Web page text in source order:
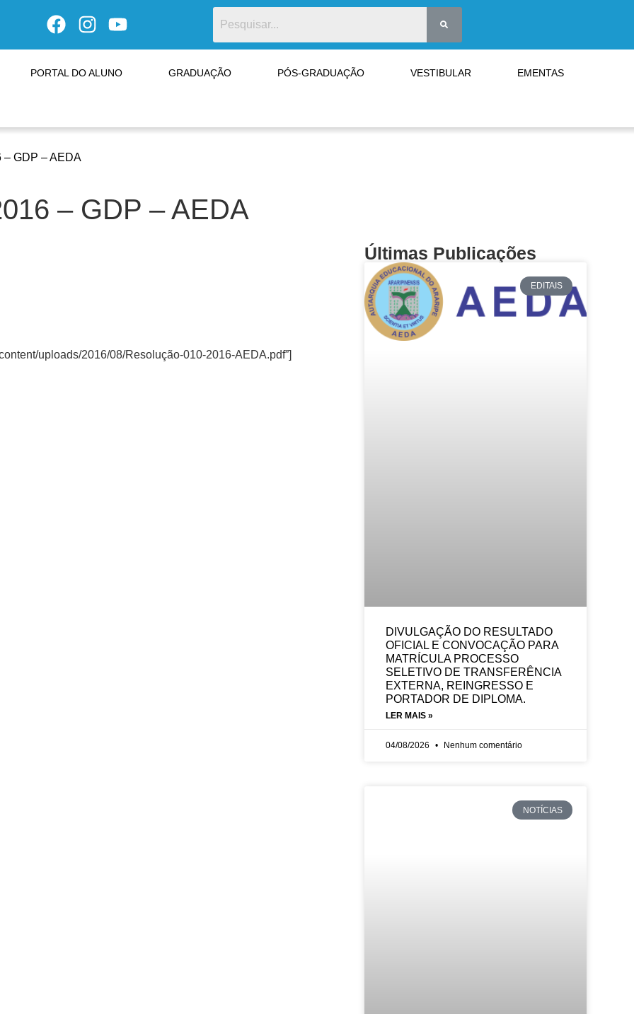
PORTAL DO ALUNO GRADUAÇÃO PÓS-GRADUAÇÃO VESTIBULAR EMENTAS
– GDP – AEDA
– GDP – AEDA
uploads/2016/08/Resolução-010-2016-AEDA.pdf”]
Últimas Publicações
EDITAIS
DIVULGAÇÃO DO RESULTADO
OFICIAL E CONVOCAÇÃO PARA
MATRÍCULA PROCESSO
SELETIVO DE TRANSFERÊNCIA
EXTERNA, REINGRESSO E
PORTADOR DE DIPLOMA.
LER MAIS »
04/08/2026 Nenhum comentário
NOTÍCIAS